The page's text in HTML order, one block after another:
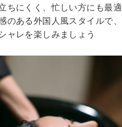
ちにくく、忙しい方にも最適
のある外国人風スタイルで、
ャレを楽しみましょう